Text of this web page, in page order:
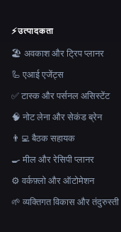
⚡उत्पादकता
🏖 अवकाश और ट्रिप प्लानर
🦾 एआई एजेंट्स
✅ टास्क और पर्सनल असिस्टेंट
🧠 नोट लेना और सेकंड ब्रेन
👨‍💻 बैठक सहायक
🍳 मील और रेसिपी प्लानर
⚙️ वर्कफ़्लो और ऑटोमेशन
🌱 व्यक्तिगत विकास और तंदुरुस्ती